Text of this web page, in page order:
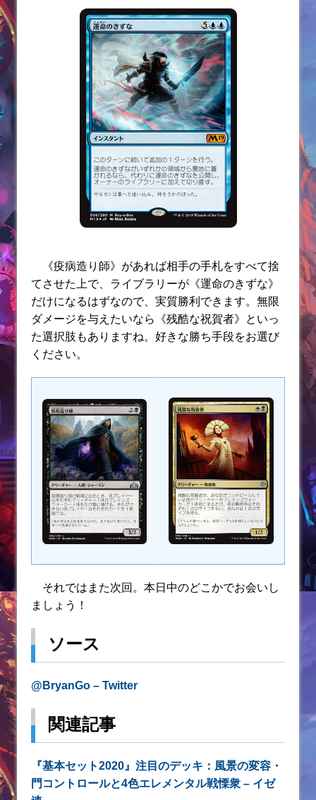
《疫病造り師》があれば相手の手札をすべて捨
てさせた上で、ライブラリーが《運命のきずな》
だけになるはずなので、実質勝利できます。無限
ダメージを与えたいなら《残酷な祝賀者》といっ
た選択肢もありますね。好きな勝ち手段をお選び
ください。
それではまた次回。本日中のどこかでお会いし
ましょう！
ソース
@BryanGo – Twitter
関連記事
『基本セット2020』注目のデッキ：風景の変容・
門コントロールと4色エレメンタル戦慄衆 – イゼ